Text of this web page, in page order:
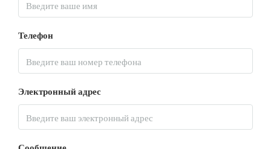
Телефон
Электронный адрес